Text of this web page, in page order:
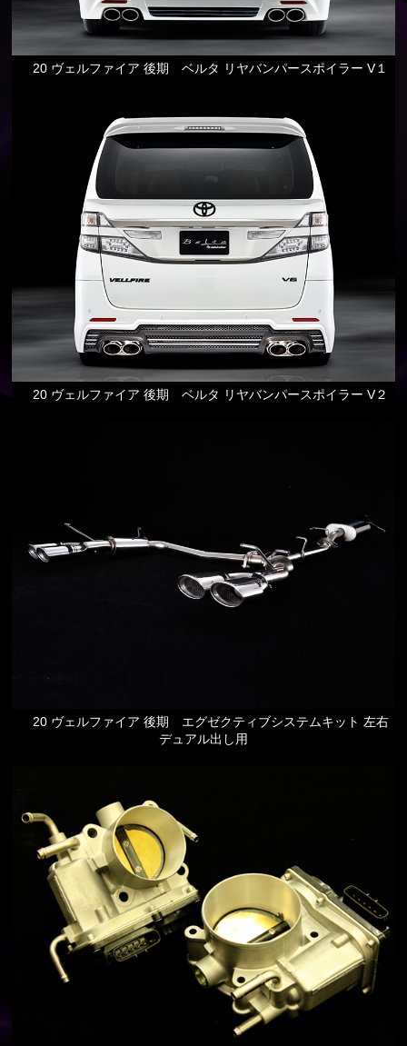
20 ヴェルファイア 後期 ベルタ リヤバンパースポイラー V１
20 ヴェルファイア 後期 ベルタ リヤバンパースポイラー V２
20 ヴェルファイア 後期 エグゼクティブシステムキット 左右
デュアル出し用